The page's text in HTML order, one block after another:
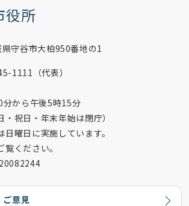
役所
守谷市大柏950番地の1
1111（代表）
から午後5時15分
・祝日・年末年始は閉庁）
曜日に実施しています。
覧ください。
ご意見